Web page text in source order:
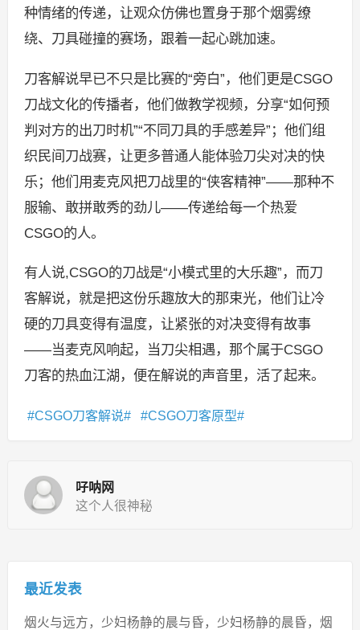
种情绪的传递，让观众仿佛也置身于那个烟雾缭
绕、刀具碰撞的赛场，跟着一起心跳加速。
刀客解说早已不只是比赛的“旁白”，他们更是CSGO
刀战文化的传播者，他们做教学视频，分享“如何预
判对方的出刀时机”“不同刀具的手感差异”；他们组
织民间刀战赛，让更多普通人能体验刀尖对决的快
乐；他们用麦克风把刀战里的“侠客精神”——那种不
服输、敢拼敢秀的劲儿——传递给每一个热爱
CSGO的人。
有人说,CSGO的刀战是“小模式里的大乐趣”，而刀
客解说，就是把这份乐趣放大的那束光，他们让冷
硬的刀具变得有温度，让紧张的对决变得有故事
——当麦克风响起，当刀尖相遇，那个属于CSGO
刀客的热血江湖，便在解说的声音里，活了起来。
CSGO刀客解说 CSGO刀客原型
吇呐网
这个人很神秘
最近发表
烟火与远方，少妇杨静的晨与昏，少妇杨静的晨昏，烟